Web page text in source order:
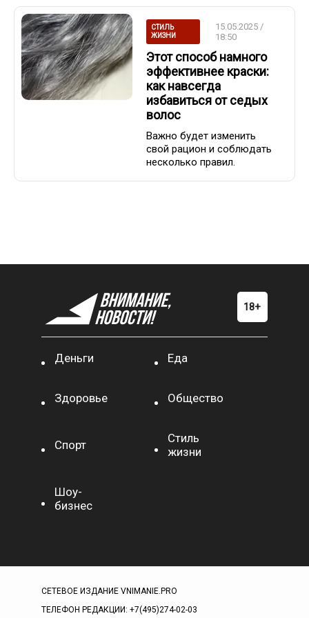
СТИЛЬ
ЖИЗНИ
15.05.2025 /
18:50
Этот способ намного
эффективнее краски:
как навсегда
избавиться от седых
волос
Важно будет изменить
свой рацион и соблюдать
несколько правил.
Деньги Еда
Здоровье Общество
Спорт
Стиль
жизни
Шоу-
бизнес
СЕТЕВОЕ ИЗДАНИЕ VNIMANIE.PRO
ТЕЛЕФОН РЕДАКЦИИ: +7(495)274-02-03